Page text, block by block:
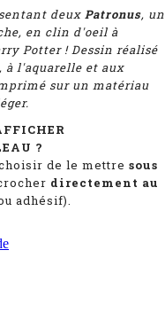
deux Patronus, un
en clin d'oeil à
Potter ! Dessin réalisé
à l'aquarelle et aux
sur un matériau
?
de le mettre sous
directement au
adhésif).